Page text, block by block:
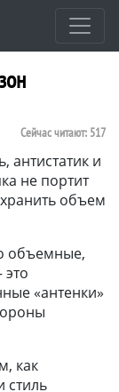
Сейчас читают: 517
антистатик и
не портит
объем
объемные,
«антенки»
как
стиль